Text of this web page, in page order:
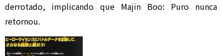
derrotado, implicando que Majin Boo: Puro nunca
retornou.